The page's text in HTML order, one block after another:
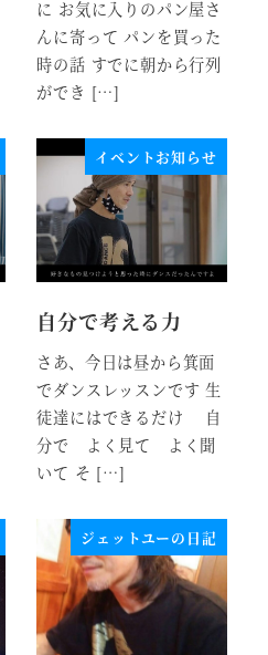
に お気に入りのパン屋さ
んに寄って パンを買った
時の話 すでに朝から行列
ができ […]
イベントお知らせ
自分で考える力
さあ、今日は昼から箕面
でダンスレッスンです 生
徒達にはできるだけ 自
分で よく見て よく聞
いて そ […]
ジェットユーの日記